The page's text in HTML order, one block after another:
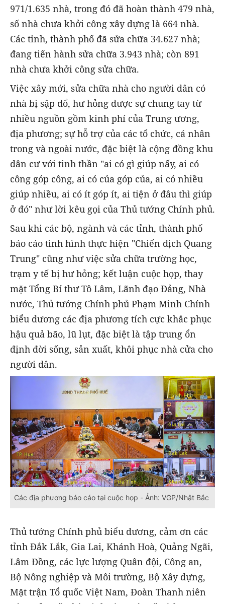
971/1.635 nhà, trong đó đã hoàn thành 479 nhà,
số nhà chưa khởi công xây dựng là 664 nhà.
Các tỉnh, thành phố đã sửa chữa 34.627 nhà;
đang tiến hành sửa chữa 3.943 nhà; còn 891
nhà chưa khởi công sửa chữa.
Việc xây mới, sửa chữa nhà cho người dân có
nhà bị sập đổ, hư hỏng được sự chung tay từ
nhiều nguồn gồm kinh phí của Trung ương,
địa phương; sự hỗ trợ của các tổ chức, cá nhân
trong và ngoài nước, đặc biệt là cộng đồng khu
dân cư với tinh thần "ai có gì giúp nấy, ai có
công góp công, ai có của góp của, ai có nhiều
giúp nhiều, ai có ít góp ít, ai tiện ở đâu thì giúp
ở đó" như lời kêu gọi của Thủ tướng Chính phủ.
Sau khi các bộ, ngành và các tỉnh, thành phố
báo cáo tình hình thực hiện "Chiến dịch Quang
Trung" cũng như việc sửa chữa trường học,
trạm y tế bị hư hỏng; kết luận cuộc họp, thay
mặt Tổng Bí thư Tô Lâm, Lãnh đạo Đảng, Nhà
nước, Thủ tướng Chính phủ Phạm Minh Chính
biểu dương các địa phương tích cực khắc phục
hậu quả bão, lũ lụt, đặc biệt là tập trung ổn
định đời sống, sản xuất, khôi phục nhà cửa cho
người dân.
Các địa phương báo cáo tại cuộc họp - Ảnh: VGP/Nhật Bắc
Thủ tướng Chính phủ biểu dương, cảm ơn các
tỉnh Đắk Lắk, Gia Lai, Khánh Hoà, Quảng Ngãi,
Lâm Đồng, các lực lượng Quân đội, Công an,
Bộ Nông nghiệp và Môi trường, Bộ Xây dựng,
Mặt trận Tổ quốc Việt Nam, Đoàn Thanh niên